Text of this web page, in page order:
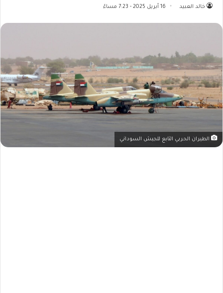
خالد العبيد 16 أبريل 2025 - 7:23 مساءً
الطيران الحربي التابع للجيش السوداني